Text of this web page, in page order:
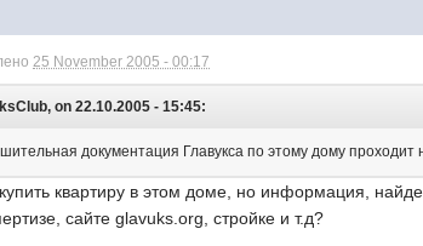
25 November 2005 - 00:17
on 22.10.2005 - 15:45:
документация Главукса по этому дому
квартиру в этом доме, но информация,
сайте glavuks.org, стройке и т.д?